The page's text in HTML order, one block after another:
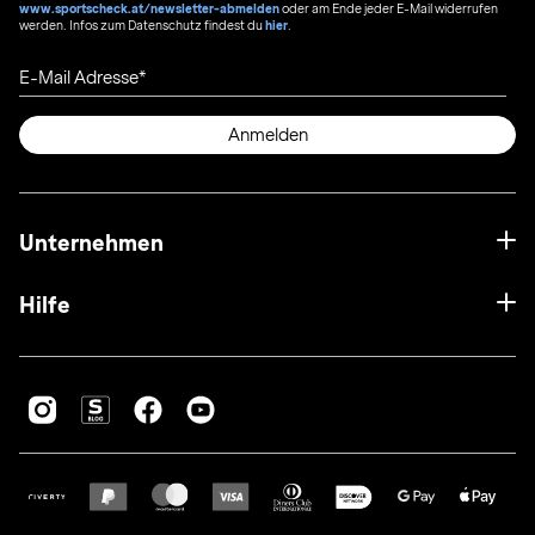
www.sportscheck.at/newsletter-abmeldenoder am Ende jeder E-Mail widerrufen
werden. Infos zum Datenschutz findest duhier
E-Mail Adresse
Anmelden
Unternehmen
Hilfe